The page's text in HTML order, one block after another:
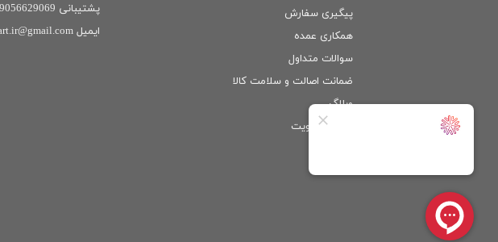
پیگیری سفارش
همکاری عمده
سوالات متداول
ضمانت اصالت و سلامت كالا
وبلاگ
پشتیبانی 09056629069
ایمیل Litart.ir@gmail.com
عضویت